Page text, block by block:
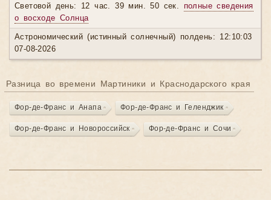
Световой день: 12 час. 39 мин. 50 сек. полные сведения
о восходе Солнца
Астрономический (истинный солнечный) полдень: 12:10:03
07-08-2026
Разница во времени Мартиники и Краснодарского края
Фор-де-Франс и Анапа Фор-де-Франс и Геленджик
Фор-де-Франс и Новороссийск Фор-де-Франс и Сочи